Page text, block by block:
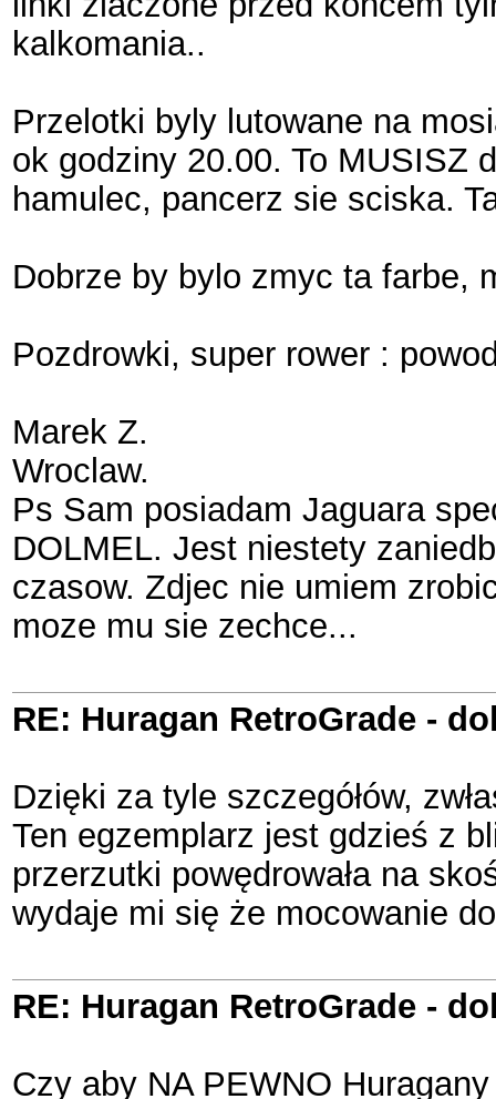
kalkomania..
Przelotki byly lutowane na
ok godziny 20.00. To MUSISZ
hamulec, pancerz sie sciska.
Dobrze by bylo zmyc ta farbe,
Pozdrowki, super rower :
Marek Z.
Wroclaw.
Ps Sam posiadam Jaguara
DOLMEL. Jest niestety
czasow. Zdjec nie umiem
moze mu sie zechce...
RE: Huragan RetroGrade -
Dzięki za tyle szczegółów,
Ten egzemplarz jest gdzieś z
przerzutki powędrowała na
wydaje mi się że mocowanie
RE: Huragan RetroGrade -
Czy aby NA PEWNO